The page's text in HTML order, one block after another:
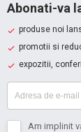
Abonati-va
produse noi
promotii si
expozitii,
Am implinit